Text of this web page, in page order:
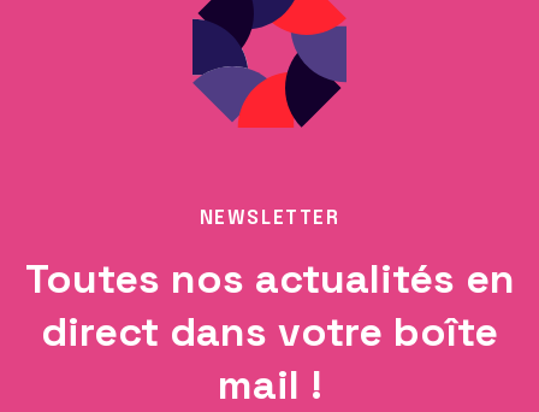
NEWSLETTER
Toutes nos actualités en
direct dans votre boîte
mail !